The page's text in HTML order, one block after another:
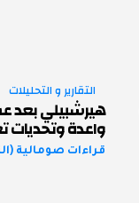
التقارير و التحليلات
هيرشبيلي بعد
واعدة وتحديات
قراءات صومالية